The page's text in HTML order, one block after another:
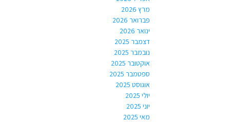
מרץ 2026
פברואר 2026
ינואר 2026
דצמבר 2025
נובמבר 2025
אוקטובר 2025
ספטמבר 2025
אוגוסט 2025
יולי 2025
יוני 2025
מאי 2025